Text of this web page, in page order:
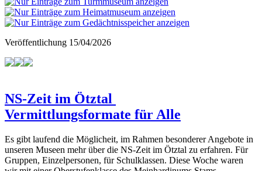
Veröffentlichung 15/04/2026
NS-Zeit im Ötztal
Vermittlungsformate für Alle
Es gibt laufend die Möglicheit, im Rahmen besonderer Angebote in
unseren Museen mehr über die NS-Zeit im Ötztal zu erfahren. Für
Gruppen, Einzelpersonen, für Schulklassen. Diese Woche waren